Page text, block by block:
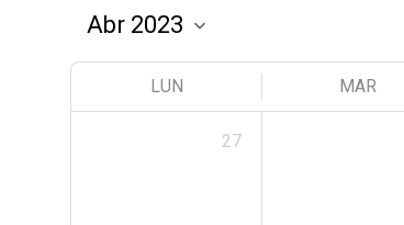
LUN MAR
27